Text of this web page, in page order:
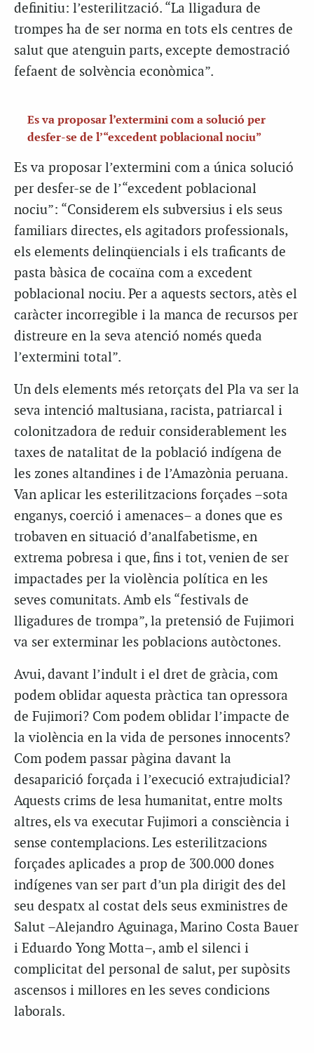
definitiu: l’esterilització. “La lligadura de
trompes ha de ser norma en tots els centres de
salut que atenguin parts, excepte demostració
fefaent de solvència econòmica”.
Es va proposar l’extermini com a solució per
desfer-se de l’“excedent poblacional nociu”
Es va proposar l’extermini com a única solució
per desfer-se de l’“excedent poblacional
nociu”: “Considerem els subversius i els seus
familiars directes, els agitadors professionals,
els elements delinqüencials i els traficants de
pasta bàsica de cocaïna com a excedent
poblacional nociu. Per a aquests sectors, atès el
caràcter incorregible i la manca de recursos per
distreure en la seva atenció només queda
l’extermini total”.
Un dels elements més retorçats del Pla va ser la
seva intenció maltusiana, racista, patriarcal i
colonitzadora de reduir considerablement les
taxes de natalitat de la població indígena de
les zones altandines i de l’Amazònia peruana.
Van aplicar les esterilitzacions forçades –sota
enganys, coerció i amenaces– a dones que es
trobaven en situació d’analfabetisme, en
extrema pobresa i que, fins i tot, venien de ser
impactades per la violència política en les
seves comunitats. Amb els “festivals de
lligadures de trompa”, la pretensió de Fujimori
va ser exterminar les poblacions autòctones.
Avui, davant l’indult i el dret de gràcia, com
podem oblidar aquesta pràctica tan opressora
de Fujimori? Com podem oblidar l’impacte de
la violència en la vida de persones innocents?
Com podem passar pàgina davant la
desaparició forçada i l’execució extrajudicial?
Aquests crims de lesa humanitat, entre molts
altres, els va executar Fujimori a consciència i
sense contemplacions. Les esterilitzacions
forçades aplicades a prop de 300.000 dones
indígenes van ser part d’un pla dirigit des del
seu despatx al costat dels seus exministres de
Salut –Alejandro Aguinaga, Marino Costa Bauer
i Eduardo Yong Motta–, amb el silenci i
complicitat del personal de salut, per supòsits
ascensos i millores en les seves condicions
laborals.